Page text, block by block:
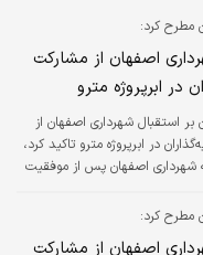
مطرح کرد:
اصفهان از مشارکت
در ابرپروژه مترو
بر استقبال شهرداری اصفهان از
در ابرپروژه مترو تاکید کرد،
شهرداری اصفهان پس از موفقیت
یک دهه پیش» بار دیگر این
مطرح کرد:
اصفهان از مشارکت